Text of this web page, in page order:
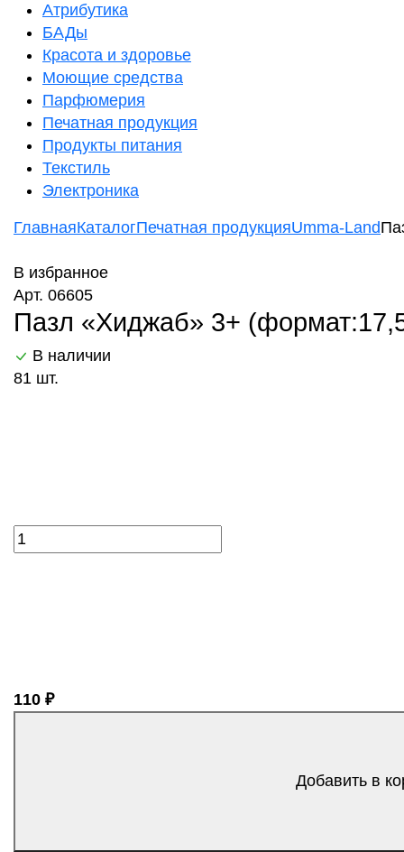
Атрибутика
БАДы
Красота и здоровье
Моющие средства
Парфюмерия
Печатная продукция
Продукты питания
Текстиль
Электроника
ГлавнаяКаталогПечатная продукцияUmma-Land
В избранное
Арт. 06605
Пазл «Хиджаб» 3+
В наличии
81 шт.
110 ₽
Добавить в